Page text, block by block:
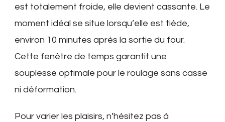
est totalement froide, elle devient cassante. Le
moment idéal se situe lorsqu’elle est tiède,
environ 10 minutes après la sortie du four.
Cette fenêtre de temps garantit une
souplesse optimale pour le roulage sans casse
ni déformation.
Pour varier les plaisirs, n’hésitez pas à